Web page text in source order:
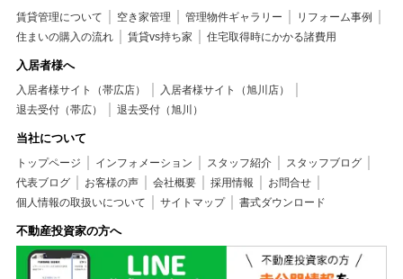
賃貸管理について 空き家管理 管理物件ギャラリー
リフォーム事例
住まいの購入の流れ
賃貸vs持ち家 住宅取得時にかかる諸費用
入居者様へ
入居者様サイト（帯広店）
入居者様サイト（旭川店）
退去受付（帯広）
退去受付（旭川）
当社について
トップページ インフォメーション スタッフ紹介
スタッフブログ
代表ブログ
お客様の声 会社概要 採用情報
お問合せ
個人情報の取扱いについて
サイトマップ 書式ダウンロード
不動産投資家の方へ